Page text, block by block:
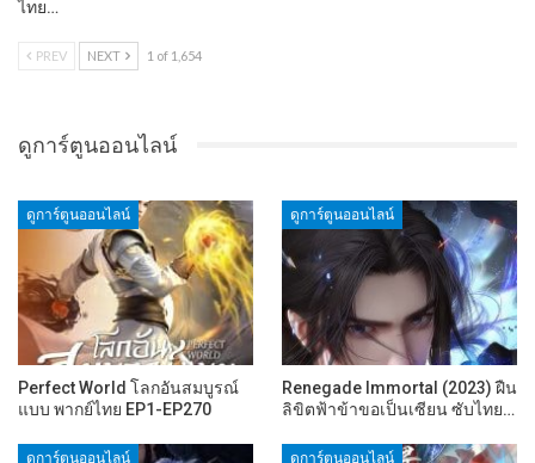
ไทย…
PREV NEXT 1 of 1,654
ดูการ์ตูนออนไลน์
ดูการ์ตูนออนไลน์
Perfect World โลกอันสมบูรณ์
แบบ พากย์ไทย EP1-EP270
ดูการ์ตูนออนไลน์
Renegade Immortal (2023) ฝืน
ลิขิตฟ้าข้าขอเป็นเซียน ซับไทย…
ดูการ์ตูนออนไลน์ ดูการ์ตูนออนไลน์